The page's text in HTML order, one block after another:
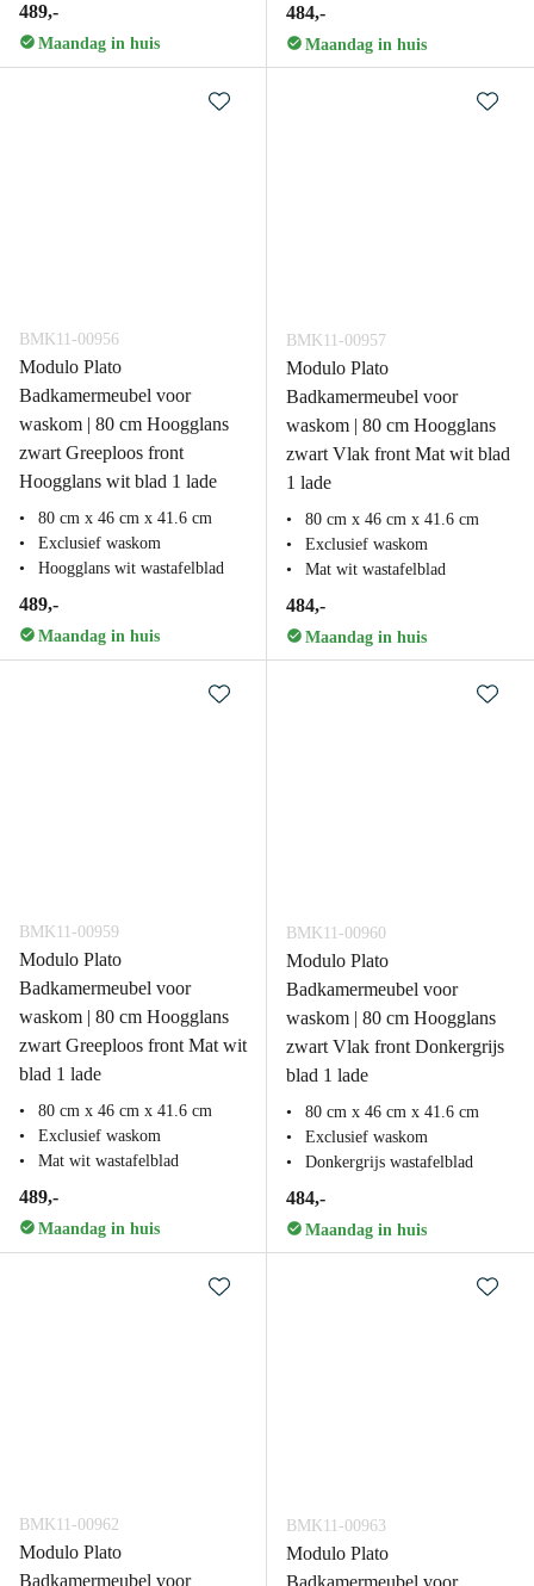
489,-
Maandag in huis
484,-
Maandag in huis
BMK11-00956
Modulo Plato
Badkamermeubel voor
waskom | 80 cm Hoogglans
zwart Greeploos front
Hoogglans wit blad 1 lade
80 cm x 46 cm x 41.6 cm
Exclusief waskom
Hoogglans wit wastafelblad
489,-
Maandag in huis
BMK11-00957
Modulo Plato
Badkamermeubel voor
waskom | 80 cm Hoogglans
zwart Vlak front Mat wit blad
1 lade
80 cm x 46 cm x 41.6 cm
Exclusief waskom
Mat wit wastafelblad
484,-
Maandag in huis
BMK11-00959
Modulo Plato
Badkamermeubel voor
waskom | 80 cm Hoogglans
zwart Greeploos front Mat wit
blad 1 lade
80 cm x 46 cm x 41.6 cm
Exclusief waskom
Mat wit wastafelblad
489,-
Maandag in huis
BMK11-00960
Modulo Plato
Badkamermeubel voor
waskom | 80 cm Hoogglans
zwart Vlak front Donkergrijs
blad 1 lade
80 cm x 46 cm x 41.6 cm
Exclusief waskom
Donkergrijs wastafelblad
484,-
Maandag in huis
BMK11-00962
Modulo Plato
Badkamermeubel voor
BMK11-00963
Modulo Plato
Badkamermeubel voor